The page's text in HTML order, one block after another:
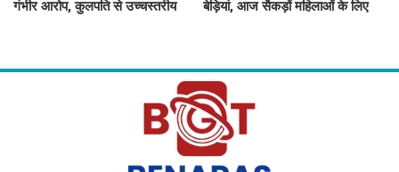
गंभीर आरोप, कुलपति से उच्चस्तरीय
बेड़ियां, आज सैकड़ों महिलाओं के लिए